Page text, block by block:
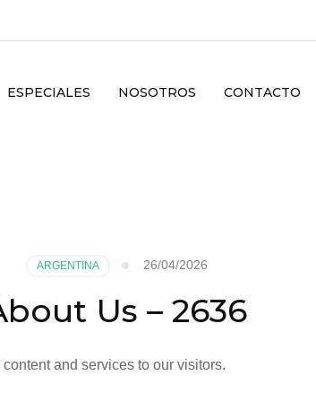
ESPECIALES NOSOTROS CONTACTO
ARGENTINA 26/04/2026
Us – 2636
and services to our visitors.